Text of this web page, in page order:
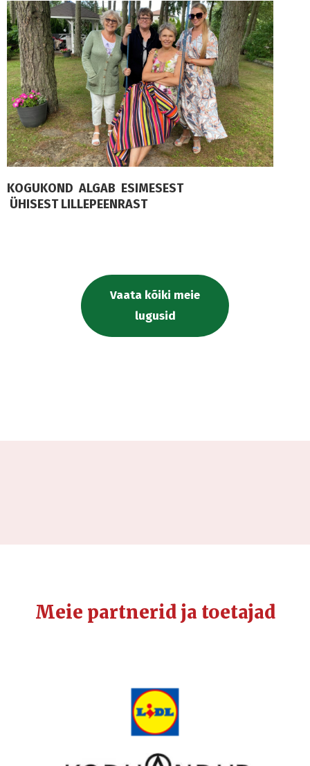
KOGUKOND ALGAB ESIMESEST
ÜHISEST LILLEPEENRAST
Vaata kõiki meie
lugusid
Meie partnerid ja toetajad